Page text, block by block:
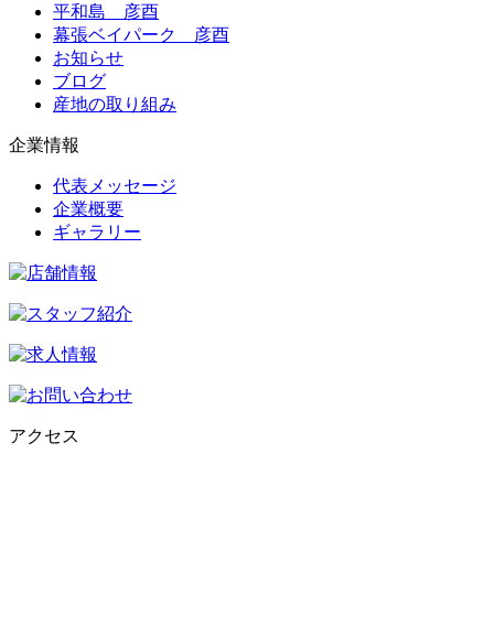
平和島 彦酉
幕張ベイパーク 彦酉
お知らせ
ブログ
産地の取り組み
企業情報
代表メッセージ
企業概要
ギャラリー
アクセス